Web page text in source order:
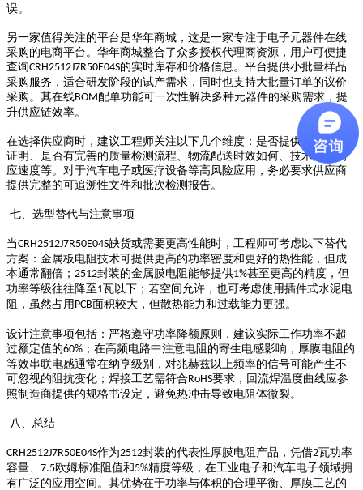
误。
另一家值得关注的平台是华年商城，这是一家专注于电子元器件在线
采购的电商平台。华年商城整合了众多授权代理商资源，用户可便捷
查询CRH2512J7R50E04S的实时库存和价格信息。平台提供小批量样品
采购服务，适合研发阶段的试产需求，同时也支持大批量订单的议价
采购。其在线BOM配单功能可一次性解决多种元器件的采购需求，提
升供应链效率。
在选择供应商时，建议工程师关注以下几个维度：是否提供原厂授权
证明、是否有完善的质量检测流程、物流配送时效如何、技术支持响
应速度等。对于汽车电子或医疗设备等高风险应用，务必要求供应商
提供完整的可追溯性文件和批次检测报告。
七、选型替代与注意事项
当CRH2512J7R50E04S缺货或需要更高性能时，工程师可考虑以下替代
方案：金属板电阻技术可提供更高的功率密度和更好的热性能，但成
本通常翻倍； 2512封装的金属膜电阻能够提供1%甚至更高的精度，但
功率等级往往降至1瓦以下；若空间允许，也可考虑使用插件式水泥电
阻，虽然占用 PCB面积较大，但散热能力和过载能力更强。
设计注意事项包括：严格遵守功率降额原则，建议实际工作功率不超
过额定值的60% ；在高频电路中注意电阻的寄生电感影响，厚膜电阻的
等效串联电感通常在纳亨级别，对兆赫兹以上频率的信号可能产生不
可忽视的阻抗变化；焊接工艺需符合RoHS要求，回流焊温度曲线应参
照制造商提供的规格书设定，避免热冲击导致电阻体微裂。
八、总结
CRH2512J7R50E04S作为2512封装的代表性厚膜电阻产品，凭借2瓦功率
容量、 7.5欧姆标准阻值和5%精度等级，在工业电子和汽车电子领域拥
有广泛的应用空间。其优势在于功率与体积的合理平衡、厚膜工艺的